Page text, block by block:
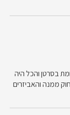
בסרטן והכל היה
ממנה והאביזרים